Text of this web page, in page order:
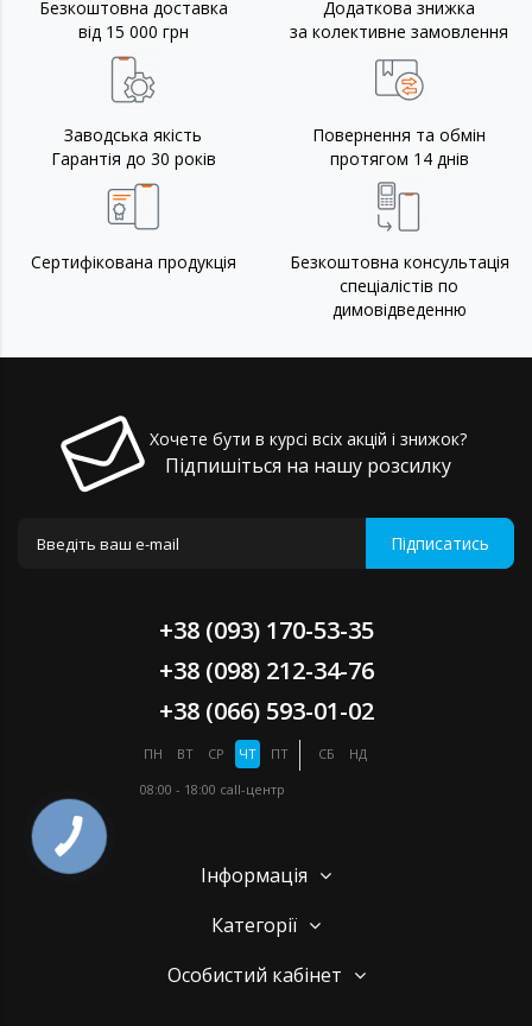
Безкоштовна доставка
від 15 000 грн
Додаткова знижка
за колективне замовлення
Заводська якість
Гарантія до 30 років
Повернення та обмін
протягом 14 днів
Сертифікована продукція
Безкоштовна консультація
спеціалістів по
димовідведенню
Хочете бути в курсі всіх акцій і знижок?
Підпишіться на нашу розсилку
Підписатись
+38 (093) 170-53-35
+38 (098) 212-34-76
+38 (066) 593-01-02
ПН ВТ СР ЧТ ПТ СБ
НД
08:00 - 18:00 call-центр
Інформація
Категорії
Особистий кабінет